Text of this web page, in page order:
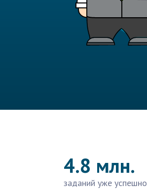
4.8 млн.
заданий уже успешно